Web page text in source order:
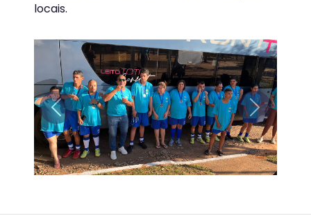
locais.
Anterior Próximo